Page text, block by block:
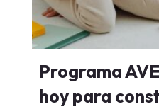
Programa
hoy para